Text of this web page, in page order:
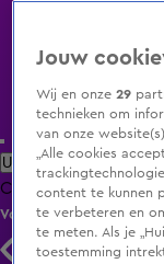
Uitzending Gemist
ClipsFilmsRadio
Volg KIJK
Jouw
Wij en onze29
technieken om
van onze
„Alle cookies
content te kunnen
te verbeteren en
te meten. Als je
toestemming